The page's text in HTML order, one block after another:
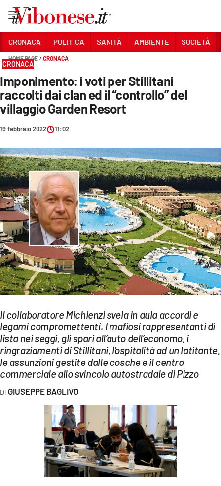
Sezioni
CRONACA
POLITICA
SOCIETÀ
CULTURA
ECONOMIA E LAVORO
EVENTI
SPORT
Streaming
LAC TV
LAC NETWORK
LAC ONAIR
LaC
Network
LACPLAY.IT
LACONAIR.IT
LACITYMAG.IT
ILREGGINO.IT
CRONACA POLITICA SANITÀ AMBIENTE SOCIETÀ
HOME PAGE CRONACA
CRONACA
Imponimento: i voti per Stillitani
raccolti dai clan ed il “controllo” del
villaggio Garden Resort
19 febbraio 2022 11:02
Il collaboratore Michienzi svela in aula accordi e
legami compromettenti. I mafiosi rappresentanti di
lista nei seggi, gli spari all’auto dell’economo, i
ringraziamenti di Stillitani, l’ospitalità ad un latitante,
le assunzioni gestite dalle cosche e il centro
commerciale allo svincolo autostradale di Pizzo
GIUSEPPE BAGLIVO